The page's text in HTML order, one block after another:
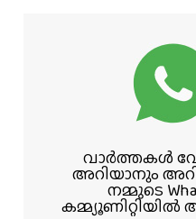
വാർത്തകൾ
അറിയാനും
നമ്മുടെ